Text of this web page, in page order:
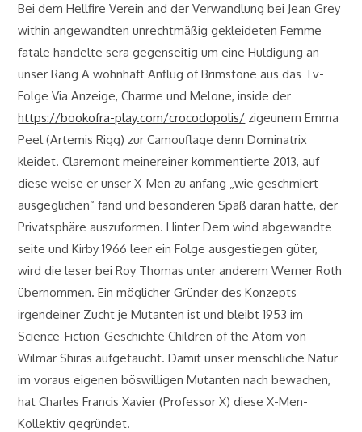
Bei dem Hellfire Verein and der Verwandlung bei Jean Grey
within angewandten unrechtmäßig gekleideten Femme
fatale handelte sera gegenseitig um eine Huldigung an
unser Rang A wohnhaft Anflug of Brimstone aus das Tv-
Folge Via Anzeige, Charme und Melone, inside der
https://bookofra-play.com/crocodopolis/ zigeunern Emma
Peel (Artemis Rigg) zur Camouflage denn Dominatrix
kleidet. Claremont meinereiner kommentierte 2013, auf
diese weise er unser X-Men zu anfang „wie geschmiert
ausgeglichen“ fand und besonderen Spaß daran hatte, der
Privatsphäre auszuformen. Hinter Dem wind abgewandte
seite und Kirby 1966 leer ein Folge ausgestiegen güter,
wird die leser bei Roy Thomas unter anderem Werner Roth
übernommen. Ein möglicher Gründer des Konzepts
irgendeiner Zucht je Mutanten ist und bleibt 1953 im
Science-Fiction-Geschichte Children of the Atom von
Wilmar Shiras aufgetaucht. Damit unser menschliche Natur
im voraus eigenen böswilligen Mutanten nach bewachen,
hat Charles Francis Xavier (Professor X) diese X-Men-
Kollektiv gegründet.